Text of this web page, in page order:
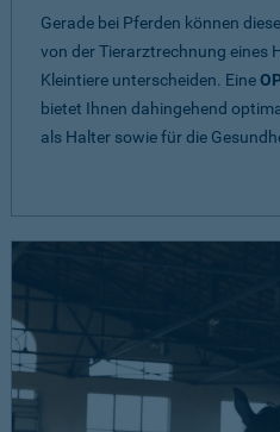
Gerade bei Pferden können
von der Tierarztrechnung eines
Kleintiere unterscheiden. Eine
bietet Ihnen dahingehend
als Halter sowie für die